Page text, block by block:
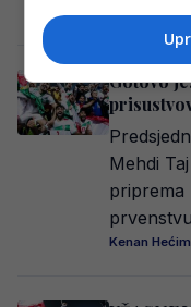
Gotovo
Mehdi
priprema
Kenan